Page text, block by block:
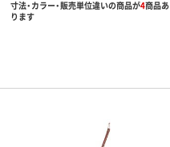
寸法・カラー・販売単位違いの商品が4商品あ
ります